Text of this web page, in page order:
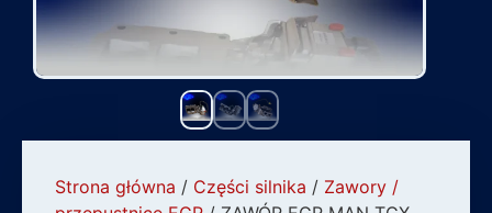
Strona główna / Części silnika / Zawory /